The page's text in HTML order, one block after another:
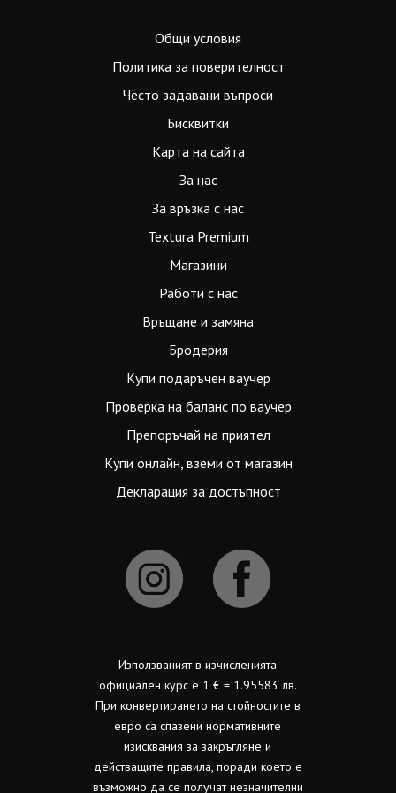
Общи условия
Политика за поверителност
Често задавани въпроси
Бисквитки
Карта на сайта
За нас
За връзка с нас
Textura Premium
Магазини
Работи с нас
Връщане и замяна
Бродерия
Купи подаръчен ваучер
Проверка на баланс по ваучер
Препоръчай на приятел
Купи онлайн, вземи от магазин
Декларация за достъпност
Използваният в изчисленията
официален курс е 1 € = 1.95583 лв.
При конвертирането на стойностите в
евро са спазени нормативните
изисквания за закръгляне и
действащите правила, поради което е
възможно да се получат незначителни